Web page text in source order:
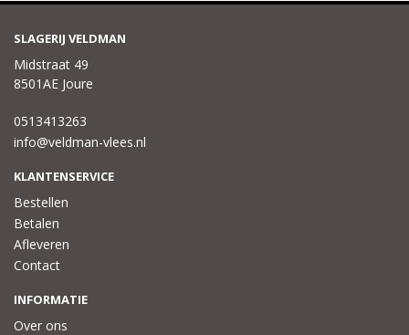
SLAGERIJ VELDMAN
Midstraat 49
8501AE Joure
0513413263
info@veldman-vlees.nl
KLANTENSERVICE
Bestellen
Betalen
Afleveren
Contact
INFORMATIE
Over ons